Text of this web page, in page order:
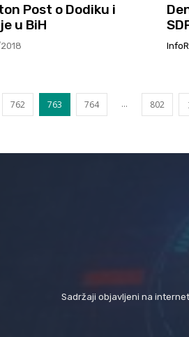
Post o Dodiku i
u BiH
762 763 764 ... 802
Sadržaji objavljeni na